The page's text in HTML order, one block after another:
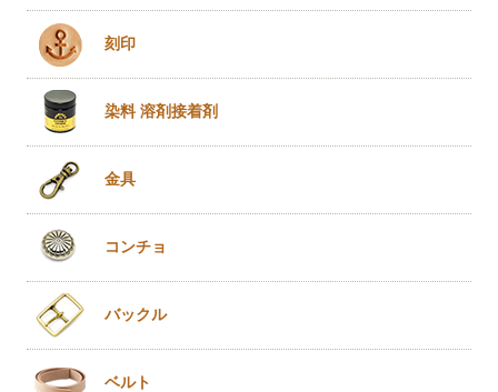
刻印
染料 溶剤接着剤
金具
コンチョ
バックル
ベルト